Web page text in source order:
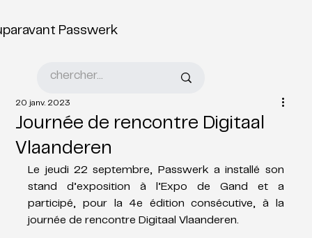
Passwerk
Journée de rencontre Digitaal
Vlaanderen
20 janv. 2023
Le jeudi 22 septembre, Passwerk a installé son
stand d’exposition à l’Expo de Gand et a
participé, pour la 4e édition consécutive, à la
journée de rencontre Digitaal Vlaanderen.